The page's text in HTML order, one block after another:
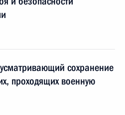
сохранение
проходящих военную